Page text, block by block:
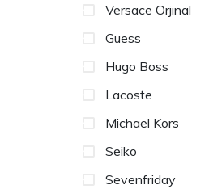
Versace Orjinal
Guess
Hugo Boss
Lacoste
Michael Kors
Seiko
Sevenfriday